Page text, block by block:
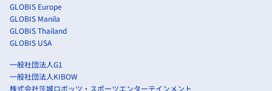
GLOBIS Europe
GLOBIS Manila
GLOBIS Thailand
GLOBIS USA
一般社団法人G1
一般社団法人KIBOW
株式会社茨城ロボッツ・スポーツエンターテインメント